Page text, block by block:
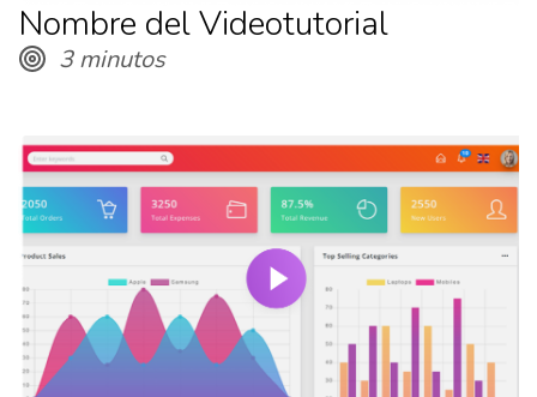
Nombre del Videotutorial
3 minutos